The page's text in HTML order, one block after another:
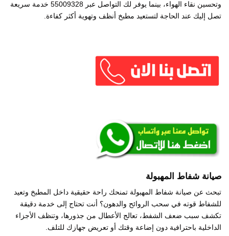
وتحسين نقاء الهواء، بينما يوفر لك التواصل عبر 55009328 خدمة سريعة
تصل إليك عند الحاجة لتستعيد مطبخ أنظف وتهوية أكثر كفاءة.
صيانة شفاط المهبولة
تبحث عن صيانة شفاط المهبولة تمنحك راحة حقيقية داخل المطبخ وتعيد
للشفاط قوته في سحب الروائح والدهون؟ أنت تحتاج إلى خدمة دقيقة
تكشف سبب ضعف الشفط، تعالج الأعطال من جذورها، وتنظف الأجزاء
الداخلية باحترافية دون إضاعة وقتك أو تعريض جهازك للتلف.